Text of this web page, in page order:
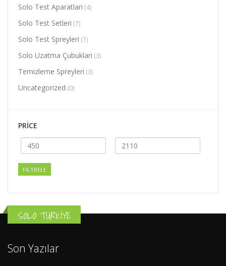
Solo Test Aparatları (4)
Solo Test Setleri (7)
Solo Test Spreyleri (7)
Solo Uzatma Çubukları (3)
Temizleme Spreyleri (3)
Uncategorized (0)
PRICE
En
düşük
fiyat
En
yüksek
FILTRELE
SOLO TÜRKİYE
Son Yazılar